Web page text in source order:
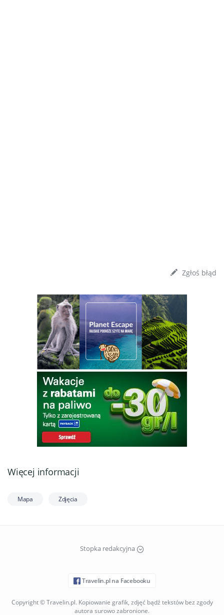
Zgłoś błąd
Więcej informacji
Mapa Zdjęcia
Stopka redakcyjna
Travelin.pl na Facebooku
Copyright © Travelin.pl. Kopiowanie grafik, zdjęć bądź tekstów bez zgody
autora surowo zabronione.